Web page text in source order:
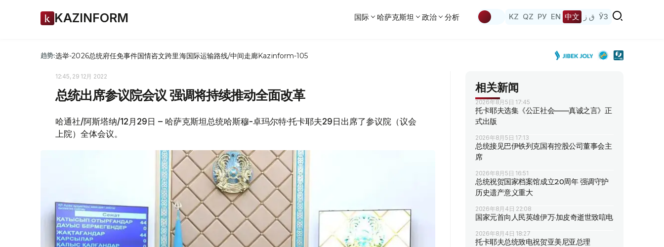
KAZINFORM 国际 哈萨克斯坦 政治 分析 KZ QZ РУ EN 中文 ق ز ЎЗ
趋势:选举-2026总统府任免事件国情咨文跨里海国际运输路线/中间走廊Kazinform-105
12:45, 29 12月 2022
总统出席参议院会议 强调将持续推动全面改革
哈通社/阿斯塔纳/12月29日 – 哈萨克斯坦总统哈斯穆-卓玛尔特·托卡耶夫29日出席了参议院（议会
上院）全体会议。
相关新闻
2026年8月5日 17:45
托卡耶夫选集《公正社会——真诚之言》正
式出版
2026年8月5日 17:13
总统接见巴伊铁列克国有控股公司董事会主
席
2026年8月5日 16:51
总统祝贺国家档案馆成立20周年 强调守护
历史遗产意义重大
2026年8月4日 22:08
国家元首向人民英雄伊万·加皮奇逝世致唁电
2026年8月4日 18:27
托卡耶夫总统致电祝贺亚美尼亚总理